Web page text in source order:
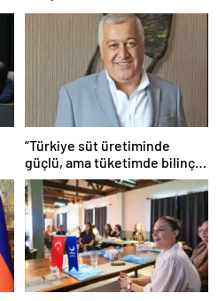
“Türkiye süt üretiminde
güçlü, ama tüketimde bilinç
şart”